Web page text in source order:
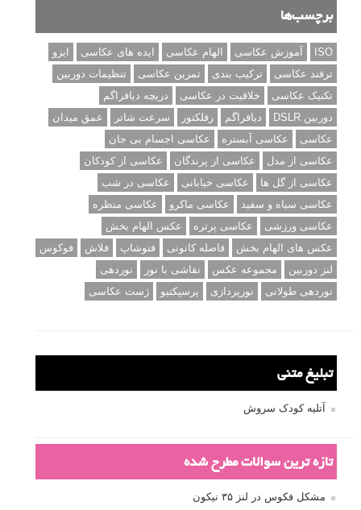
برچسب‌ها
ISO آموزش عکاسی الهام عکاسی ایده های عکاسی
ایزو
ترفند عکاسی
ترکیب بندی تمرین عکاسی
تنظیمات دوربین
تکنیک عکاسی
خلاقیت در عکاسی
دریچه دیافراگم
دوربین DSLR
دیافراگم رفلکتور سرعت شاتر
عمق میدان
عکاسی
عکاسی آبستره
عکاسی اجسام بی جان
عکاسی از مدل
عکاسی از پرندگان
عکاسی از کودکان
عکاسی از گل ها
عکاسی خیابانی
عکاسی در شب
عکاسی سیاه و سفید
عکاسی ماکرو
عکاسی منظره
عکاسی ورزشی
عکاسی پرتره
عکس الهام بخش
عکس های الهام بخش
فاصله کانونی فتوشاپ فلاش
فوکوس
لنز دوربین
مجموعه عکس نقاشی با نور
نوردهی
نوردهی طولانی
نورپردازی پرسپکتیو ژست عکاسی
تبلیغ متنی
آتلیه کودک سروش
تازه ترین سوالات مطرح شده
مشکل فکوس در لنز ۳۵ نیکون